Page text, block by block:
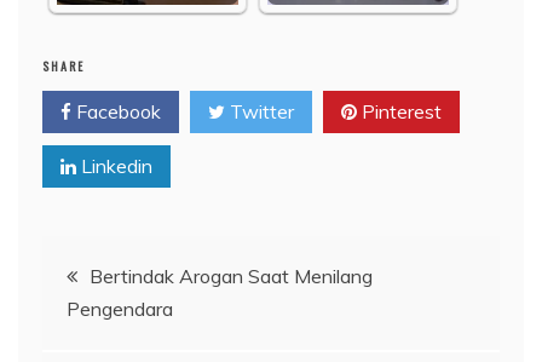
SHARE
Facebook Twitter Pinterest
Linkedin
Navigasi
pos
Bertindak Arogan Saat Menilang
Pengendara